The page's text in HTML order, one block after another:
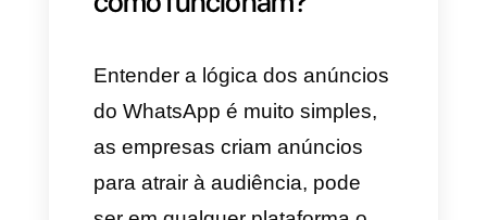
entre a empresa e o cliente
potencial onde eles podem
fazer preguntas, explorar
produtos, serviços e realizar